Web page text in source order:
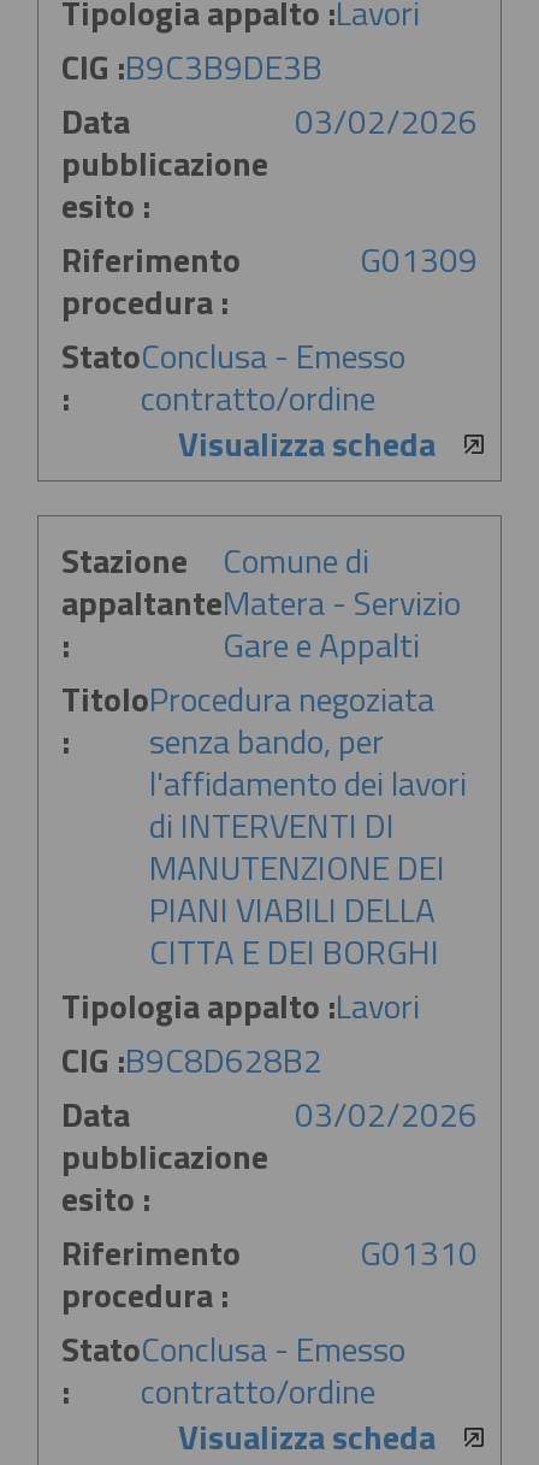
Tipologia appalto :Lavori
CIG :B9C3B9DE3B
Data
pubblicazione
esito :
03/02/2026
Riferimento
procedura :
G01309
Stato
:
Conclusa - Emesso
contratto/ordine
Visualizza scheda
Stazione
appaltante
:
Comune di
Matera - Servizio
Gare e Appalti
Titolo
:
Procedura negoziata
senza bando, per
l'affidamento dei lavori
di INTERVENTI DI
MANUTENZIONE DEI
PIANI VIABILI DELLA
CITTA E DEI BORGHI
Tipologia appalto :Lavori
CIG :B9C8D628B2
Data
pubblicazione
esito :
03/02/2026
Riferimento
procedura :
G01310
Stato
:
Conclusa - Emesso
contratto/ordine
Visualizza scheda